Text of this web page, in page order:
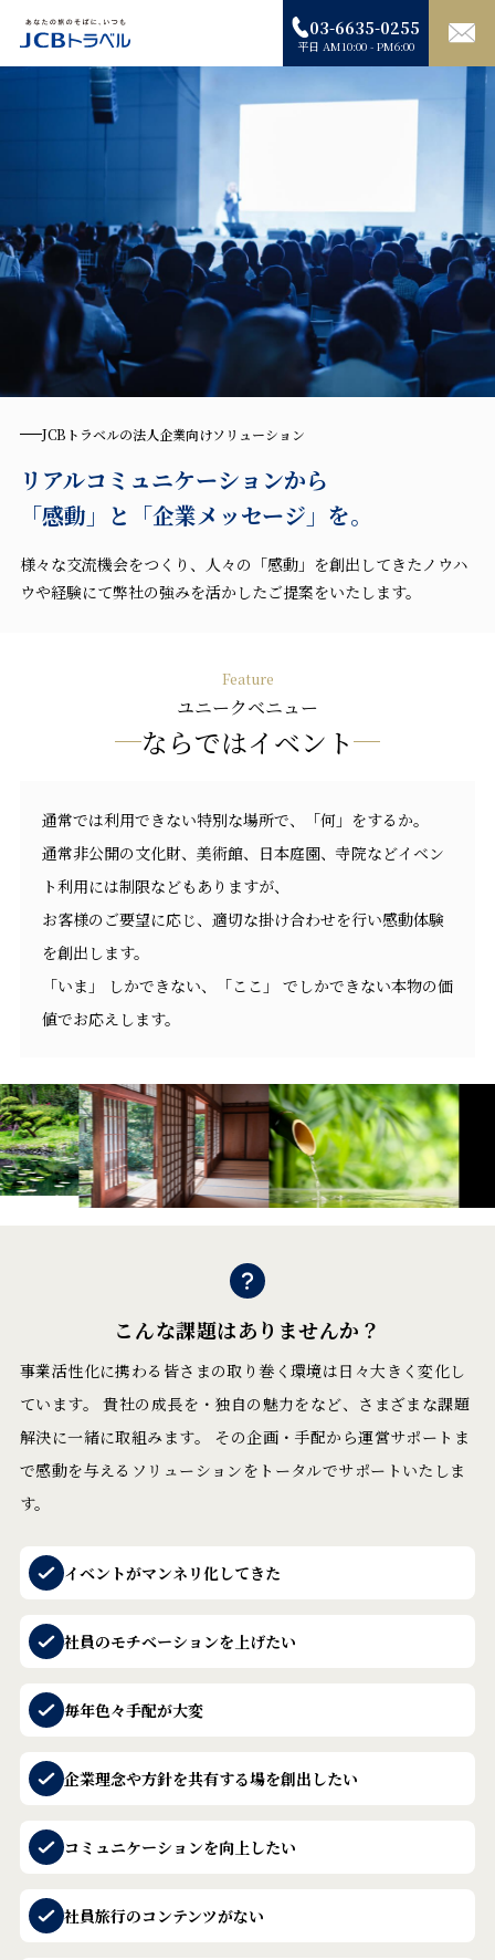
03-6635-0255
平日 AM10:00 - PM6:00
JCBトラベルの法人企業向けソリューション
リアルコミュニケーションから
「感動」と「企業メッセージ」を。
様々な交流機会をつくり、人々の「感動」を創出してきたノウハ
ウや経験にて弊社の強みを活かしたご提案をいたします。
Feature
ユニークベニュー
ならではイベント
通常では利用できない特別な場所で、「何」をするか。
通常非公開の文化財、美術館、日本庭園、寺院などイベン
ト利用には制限などもありますが、
お客様のご要望に応じ、適切な掛け合わせを行い感動体験
を創出します。
「いま」 しかできない、「ここ」 でしかできない本物の価
値でお応えします。
こんな課題はありませんか？
事業活性化に携わる皆さまの取り巻く環境は日々大きく変化し
ています。
貴社の成長を・独自の魅力をなど、さまざまな課題
解決に一緒に取組みます。
その企画・手配から運営サポートま
で感動を与えるソリューションを トータルでサポートいたしま
す。
イベントがマンネリ化してきた
社員のモチベーションを上げたい
毎年色々手配が大変
企業理念や方針を共有する場を創出したい
コミュニケーションを向上したい
社員旅行のコンテンツがない